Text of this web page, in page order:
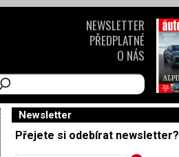
Newsletter
Přejete si odebírat newsletter?
NEWSLETTER
PŘEDPLATNÉ
O NÁS